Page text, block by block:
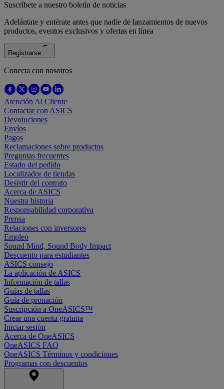
Suscríbete a nuestro boletín de noticias
Adelántate y entérate antes que nadie de lanzamientos de nuevos
productos, eventos exclusivos y ofertas en línea
Registrarse
Conecta con nosotros
Atención Al Cliente
Contactar con ASICS
Devoluciones
Envíos
Pagos
Reclamaciones sobre productos
Preguntas frecuentes
Estado del pedido
Localizador de tiendas
Desistir del contrato
Acerca de ASICS
Nuestra historia
Responsabilidad corporativa
Prensa
Relaciones con inversores
Empleo
Sound Mind, Sound Body Impact
Descuento para estudiantes
ASICS consejo
La aplicación de ASICS
Información de tallas
Guías de tallas
Guía de pronación
Suscripción a OneASICS™
Crear una cuenta gratuita
Iniciar sesión
Acerca de OneASICS
OneASICS FAQ
OneASICS Términos y condiciones
Programas con descuentos